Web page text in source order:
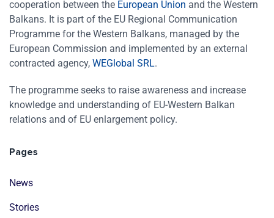
cooperation between the European Union and the Western
Balkans. It is part of the EU Regional Communication
Programme for the Western Balkans, managed by the
European Commission and implemented by an external
contracted agency, WEGlobal SRL.
The programme seeks to raise awareness and increase
knowledge and understanding of EU-Western Balkan
relations and of EU enlargement policy.
Pages
News
Stories